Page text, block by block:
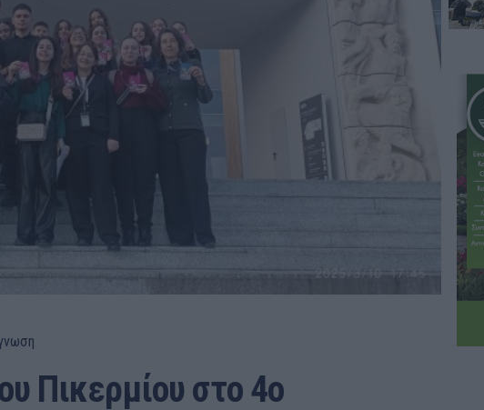
Πικερμίου στο 4ο